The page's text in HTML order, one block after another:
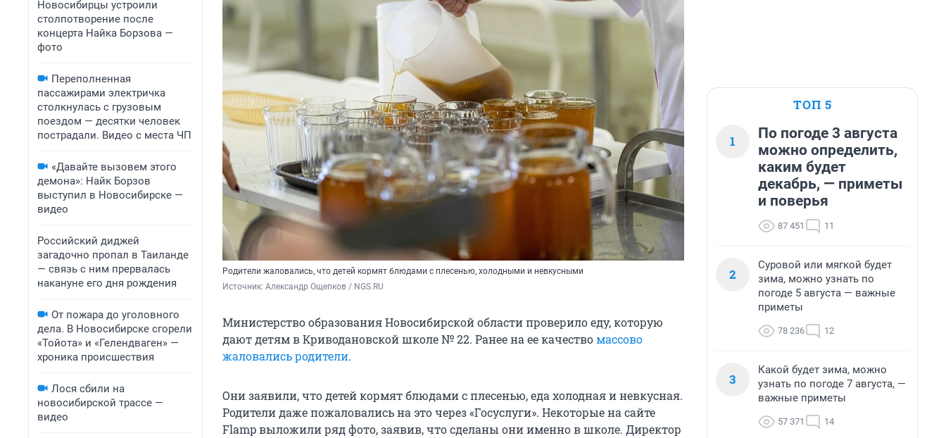
Новосибирцы устроили
столпотворение после
концерта Найка Борзова —
фото
Переполненная
пассажирами электричка
столкнулась с грузовым
поездом — десятки человек
пострадали. Видео с места ЧП
«Давайте вызовем этого
демона»: Найк Борзов
выступил в Новосибирске —
видео
Российский диджей
загадочно пропал в Таиланде
— связь с ним прервалась
накануне его дня рождения
От пожара до уголовного
дела. В Новосибирске сгорели
«Тойота» и «Гелендваген» —
хроника происшествия
Лося сбили на
новосибирской трассе —
видео
Родители жаловались, что детей кормят блюдами с плесенью, холодными и невкусными
Источник: Александр Ощепков / NGS.RU
Министерство образования Новосибирской области проверило еду, которую
дают детям в Криводановской школе № 22. Ранее на ее качествомассово
жаловались родители.
Они заявили, что детей кормят блюдами с плесенью, еда холодная и невкусная.
Родители даже пожаловались на это через «Госуслуги». Некоторые на сайте
Flamp выложили ряд фото, заявив, что сделаны они именно в школе. Директор
ТОП 5
1
По погоде 3 августа
можно определить,
каким будет
декабрь, — приметы
и поверья
87 451 11
2
Суровой или мягкой будет
зима, можно узнать по
погоде 5 августа — важные
приметы
78 236 12
3
Какой будет зима, можно
узнать по погоде 7 августа, —
важные приметы
57 371 14